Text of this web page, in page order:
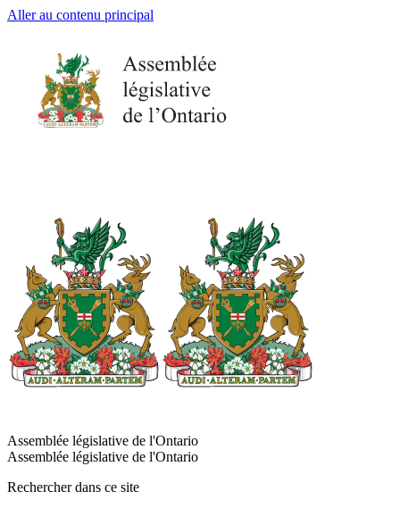
Aller au contenu principal
Assemblée législative de l'Ontario
Assemblée législative de l'Ontario
Rechercher dans ce site